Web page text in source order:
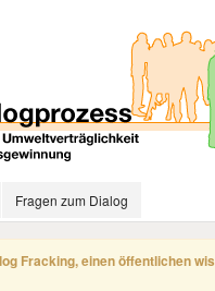
Fragen zum Dialog
Fracking, einen öffentlichen